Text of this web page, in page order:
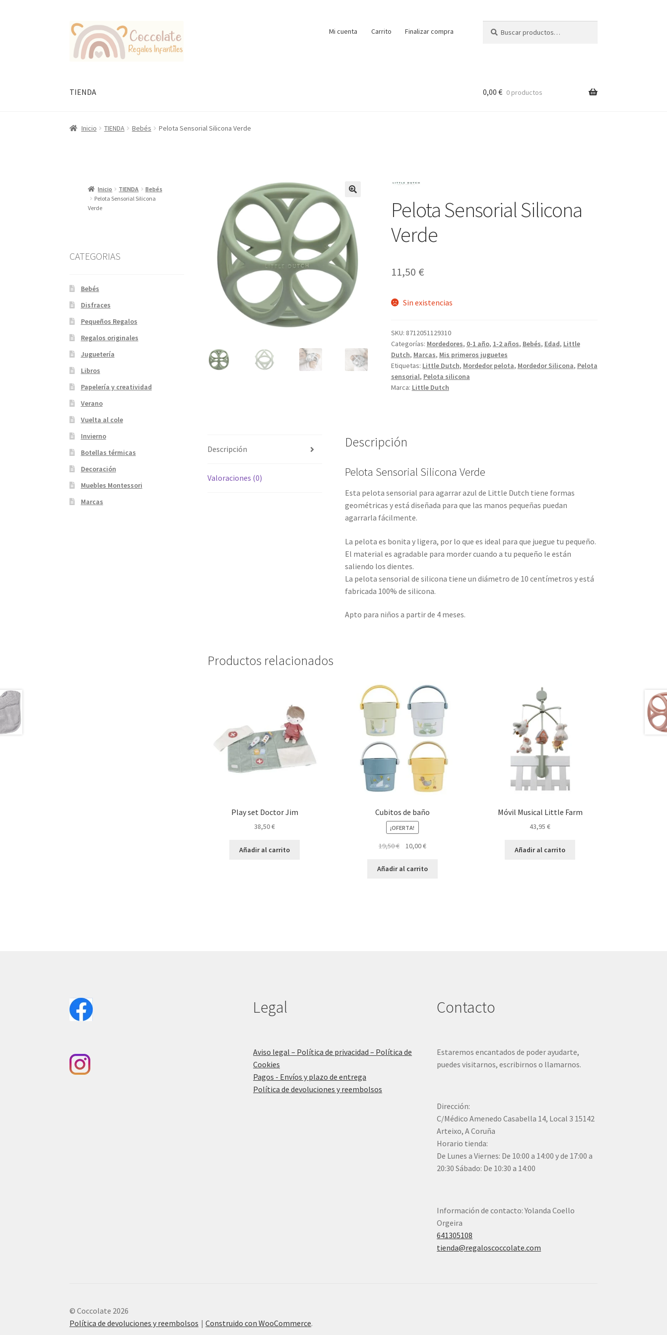
Ir
la
Ir
al
contenido
Mi cuenta Carrito Finalizar compra
por:
TIENDA 0,00 € 0 productos
Inicio TIENDA Bebés Pelota Sensorial Silicona Verde
Pelota Sensorial Silicona
Verde
11,50 €
Sin existencias
SKU: 8712051129310
Categorías: Mordedores, 0-1 año, 1-2 años, Bebés, Edad, Little
Dutch, Marcas, Mis primeros juguetes
Etiquetas: Little Dutch, Mordedor pelota, Mordedor Silicona, Pelota
sensorial, Pelota silicona
Marca: Little Dutch
Descripción
Valoraciones (0)
Descripción
Pelota Sensorial Silicona Verde
Esta pelota sensorial para agarrar azul de Little Dutch tiene formas
geométricas y está diseñada para que las manos pequeñas puedan
agarrarla fácilmente.
La pelota es bonita y ligera, por lo que es ideal para que juegue tu pequeño.
El material es agradable para morder cuando a tu pequeño le están
saliendo los dientes.
La pelota sensorial de silicona tiene un diámetro de 10 centímetros y está
fabricada 100% de silicona.
Apto para niños a partir de 4 meses.
Productos relacionados
Play set Doctor Jim
38,50€
Añadir al carrito
Cubitos de baño
¡OFERTA!
19,50€
original
10,00€El
actual
Añadir al carrito
Móvil Musical Little Farm
43,95€
Añadir al carrito
Inicio TIENDA
Bebés
Pelota Sensorial Silicona
Verde
CATEGORIAS
Bebés
Disfraces
Pequeños Regalos
Regalos originales
Juguetería
Libros
Papelería y creatividad
Verano
Vuelta al cole
Invierno
Botellas térmicas
Decoración
Muebles Montessori
Marcas
Legal
Aviso legal – Política de privacidad – Política de
Cookies
Pagos - Envíos y plazo de entrega
Política de devoluciones y reembolsos
Contacto
Estaremos encantados de poder ayudarte,
puedes visitarnos, escribirnos o llamarnos.
Dirección:
C/Médico Amenedo Casabella 14, Local 3 15142
Arteixo, A Coruña
Horario tienda:
De Lunes a Viernes: De 10:00 a 14:00 y de 17:00 a
20:30 Sábado: De 10:30 a 14:00
Información de contacto: Yolanda Coello
Orgeira
641305108
tienda@regaloscoccolate.com
© Coccolate 2026
Política de devoluciones y reembolsos
Construido con WooCommerce.